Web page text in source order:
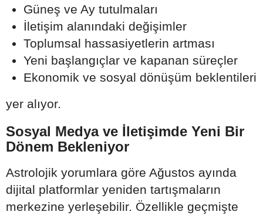
Güneş ve Ay tutulmaları
İletişim alanındaki değişimler
Toplumsal hassasiyetlerin artması
Yeni başlangıçlar ve kapanan süreçler
Ekonomik ve sosyal dönüşüm beklentileri
yer alıyor.
Sosyal Medya ve İletişimde Yeni Bir
Dönem Bekleniyor
Astrolojik yorumlara göre Ağustos ayında
dijital platformlar yeniden tartışmaların
merkezine yerleşebilir. Özellikle geçmişte